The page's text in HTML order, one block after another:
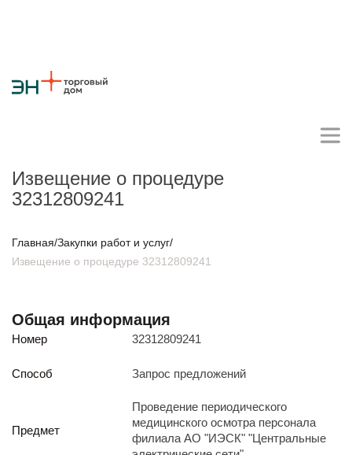
Личный кабинет поставщика
Закупки товаров
Закупки работ и услуг
Следите за нами
Извещение о процедуре
32312809241
Главная/Закупки работ и услуг/
Извещение о процедуре 32312809241
Общая информация
Номер 32312809241
Способ Запрос предложений
Предмет
Проведение периодического
медицинского осмотра персонала
филиала АО "ИЭСК" "Центральные